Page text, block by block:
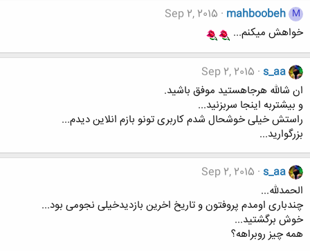
M
mahboobeh
Sep 2, 2015
خواهش میکنم...
s_aa
Sep 2, 2015
ان شالله هرجاهستید موفق باشید.
و بیشتربه اینجا سربزنید...
راستش خیلی خوشحال شدم کاربری تونو بازم انلاین دیدم...
بزرگوارید...
s_aa
Sep 2, 2015
الحمدلله...
چندباری اومدم پروفتون و تاریخ اخرین بازدیدخیلی نجومی بود...
خوش برگشتید...
همه چیز روبراهه؟